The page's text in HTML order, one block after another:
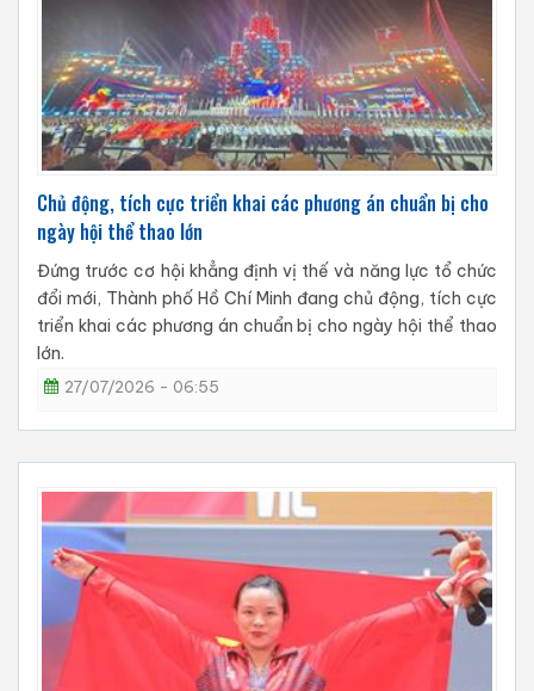
Chủ động, tích cực triển khai các phương án chuẩn bị cho
ngày hội thể thao lớn
Đứng trước cơ hội khẳng định vị thế và năng lực tổ chức
đổi mới, Thành phố Hồ Chí Minh đang chủ động, tích cực
triển khai các phương án chuẩn bị cho ngày hội thể thao
lớn.
27/07/2026 - 06:55